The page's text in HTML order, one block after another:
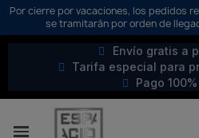
Por cierre por vacaciones, los pedidos
se tramitarán por orden de
Envío gratis a
Tarifa especial para
Pago